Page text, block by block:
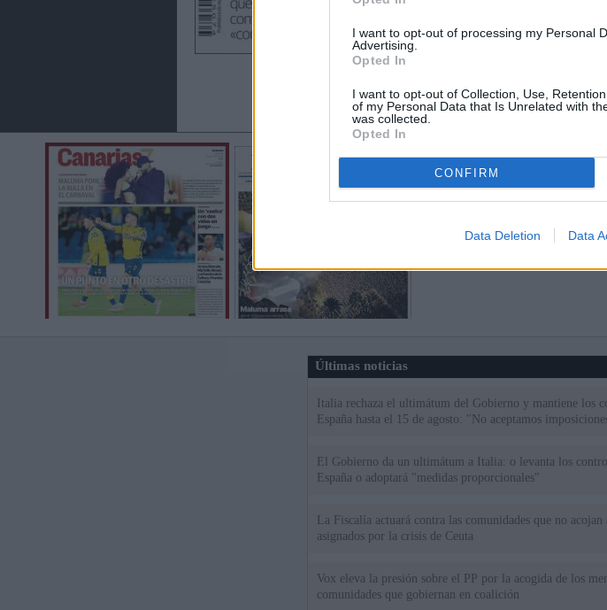
I want to opt-out of processing my Personal
Advertising.
Opted In
I want to opt-out of Collection, Use,
of my Personal Data that Is Unrelated with
was collected.
Opted In
CONFIRM
Data Deletion Data
Últimas noticias
Italia rechaza el ultimátum del Gobierno y mantiene los
España hasta el 15 de agosto: "No aceptamos
El Gobierno da un ultimátum a Italia: o levanta los
España o adoptará "medidas proporcionales"
La Fiscalía actuará contra las comunidades que no acojan
asignados por la crisis de Ceuta
Vox eleva la presión sobre el PP por la acogida de los
comunidades que gobiernan en coalición